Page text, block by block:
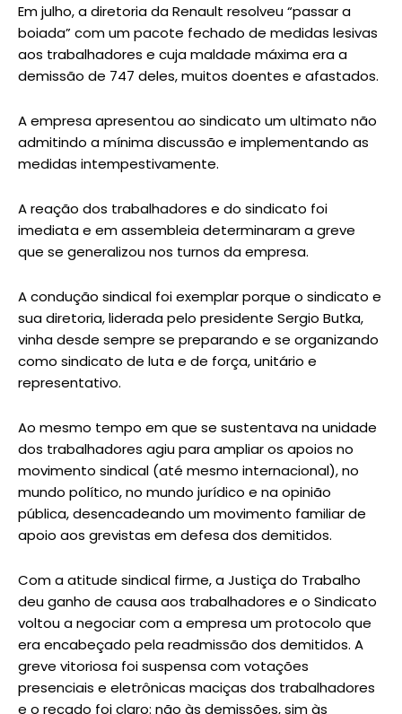
Em julho, a diretoria da Renault resolveu “passar a
boiada” com um pacote fechado de medidas lesivas
aos trabalhadores e cuja maldade máxima era a
demissão de 747 deles, muitos doentes e afastados.
A empresa apresentou ao sindicato um ultimato não
admitindo a mínima discussão e implementando as
medidas intempestivamente.
A reação dos trabalhadores e do sindicato foi
imediata e em assembleia determinaram a greve
que se generalizou nos turnos da empresa.
A condução sindical foi exemplar porque o sindicato e
sua diretoria, liderada pelo presidente Sergio Butka,
vinha desde sempre se preparando e se organizando
como sindicato de luta e de força, unitário e
representativo.
Ao mesmo tempo em que se sustentava na unidade
dos trabalhadores agiu para ampliar os apoios no
movimento sindical (até mesmo internacional), no
mundo político, no mundo jurídico e na opinião
pública, desencadeando um movimento familiar de
apoio aos grevistas em defesa dos demitidos.
Com a atitude sindical firme, a Justiça do Trabalho
deu ganho de causa aos trabalhadores e o Sindicato
voltou a negociar com a empresa um protocolo que
era encabeçado pela readmissão dos demitidos. A
greve vitoriosa foi suspensa com votações
presenciais e eletrônicas maciças dos trabalhadores
e o recado foi claro: não às demissões, sim às